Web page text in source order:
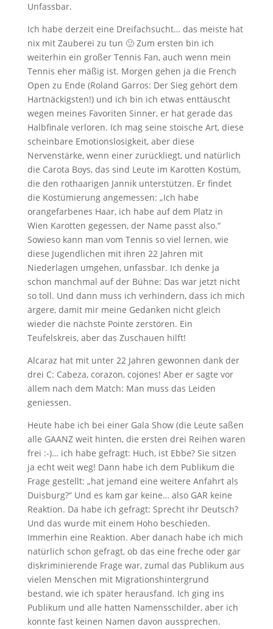
Unfassbar.
Ich habe derzeit eine Dreifachsucht… das meiste hat
nix mit Zauberei zu tun 🙂 Zum ersten bin ich
weiterhin ein großer Tennis Fan, auch wenn mein
Tennis eher mäßig ist. Morgen gehen ja die French
Open zu Ende (Roland Garros: Der Sieg gehört dem
Hartnäckigsten!) und ich bin ich etwas enttäuscht
wegen meines Favoriten Sinner, er hat gerade das
Halbfinale verloren. Ich mag seine stoische Art, diese
scheinbare Emotionslosigkeit, aber diese
Nervenstärke, wenn einer zurückliegt, und natürlich
die Carota Boys, das sind Leute im Karotten Kostüm,
die den rothaarigen Jannik unterstützen. Er findet
die Kostümierung angemessen: „Ich habe
orangefarbenes Haar, ich habe auf dem Platz in
Wien Karotten gegessen, der Name passt also.“
Sowieso kann man vom Tennis so viel lernen, wie
diese Jugendlichen mit ihren 22 Jahren mit
Niederlagen umgehen, unfassbar. Ich denke ja
schon manchmal auf der Bühne: Das war jetzt nicht
so toll. Und dann muss ich verhindern, dass ich mich
ärgere, damit mir meine Gedanken nicht gleich
wieder die nächste Pointe zerstören. Ein
Teufelskreis, aber das Zuschauen hilft!
Alcaraz hat mit unter 22 Jahren gewonnen dank der
drei C: Cabeza, corazon, cojones! Aber er sagte vor
allem nach dem Match: Man muss das Leiden
geniessen.
Heute habe ich bei einer Gala Show (die Leute saßen
alle GAANZ weit hinten, die ersten drei Reihen waren
frei :-)… ich habe gefragt: Huch, ist Ebbe? Sie sitzen
ja echt weit weg! Dann habe ich dem Publikum die
Frage gestellt: „hat jemand eine weitere Anfahrt als
Duisburg?“ Und es kam gar keine… also GAR keine
Reaktion. Da habe ich gefragt: Sprecht ihr Deutsch?
Und das wurde mit einem Hoho beschieden.
Immerhin eine Reaktion. Aber danach habe ich mich
natürlich schon gefragt, ob das eine freche oder gar
diskriminierende Frage war, zumal das Publikum aus
vielen Menschen mit Migrationshintergrund
bestand, wie ich später herausfand. Ich ging ins
Publikum und alle hatten Namensschilder, aber ich
konnte fast keinen Namen davon aussprechen.